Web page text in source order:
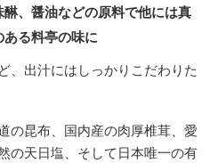
、醤油などの原料で他には真
る料亭の味に
、出汁にはしっかりこだわりた
の昆布、国内産の肉厚椎茸、愛
の天日塩、そして日本唯一の有